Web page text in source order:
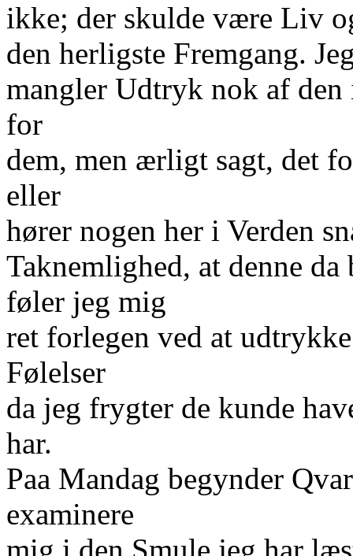
ikke; der skulde være Liv
den herligste Fremgang.
mangler Udtryk nok af
for
dem, men ærligt sagt, det
eller
hører nogen her i Verden
Taknemlighed, at denne da
føler jeg mig
ret forlegen ved at
Følelser
da jeg frygter de kunde
har.
Paa Mandag begynder
examinere